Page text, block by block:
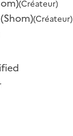
(Créateur)
(Créateur)